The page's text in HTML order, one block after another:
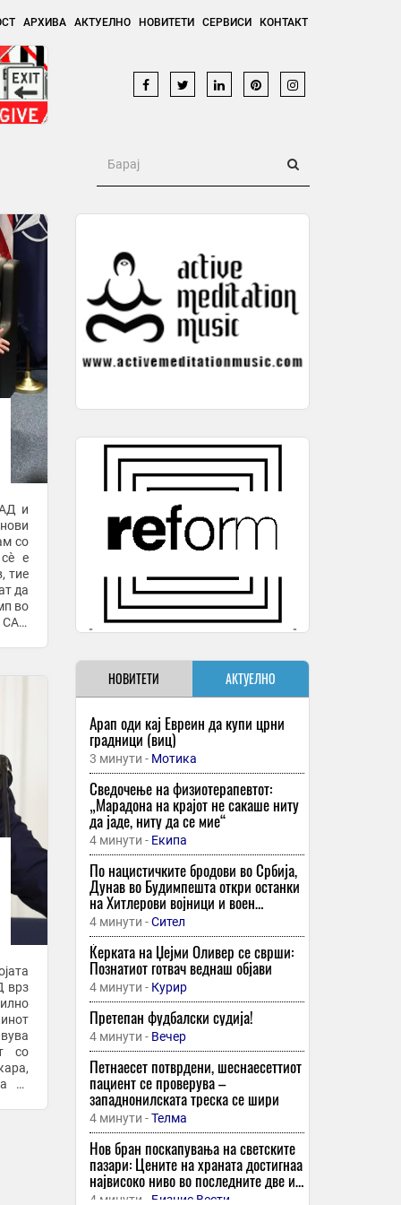
АРХИВА АКТУЕЛНО НОВИТЕТИ СЕРВИСИ КОНТАКТ
и
со
е
тие
да
во
САД
врз
со
ги
НОВИТЕТИ АКТУЕЛНО
Арап оди кај Евреин да купи црни
градници (виц)
3 минути - Мотика
Сведочење на физиотерапевтот:
„Марадона на крајот не сакаше ниту
да јаде, ниту да се мие“
4 минути - Екипа
По нацистичките бродови во Србија,
Дунав во Будимпешта откри останки
на Хитлерови војници и воен
мотоцикл
4 минути -Сител
Ќерката на Џејми Оливер се сврши:
Познатиот готвач веднаш објави
4 минути - Курир
Претепан фудбалски судија!
4 минути - Вечер
Петнаесет потврдени, шеснаесеттиот
пациент се проверува –
западнонилската треска се шири
4 минути -Телма
Нов бран поскапувања на светските
пазари: Цените на храната достигнаа
највисоко ниво во последните две и
пол години
4 минути - Бизнис Вести